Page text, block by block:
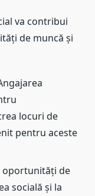
va contribui
de muncă și
locuri de
pentru aceste
oportunități de
socială și la